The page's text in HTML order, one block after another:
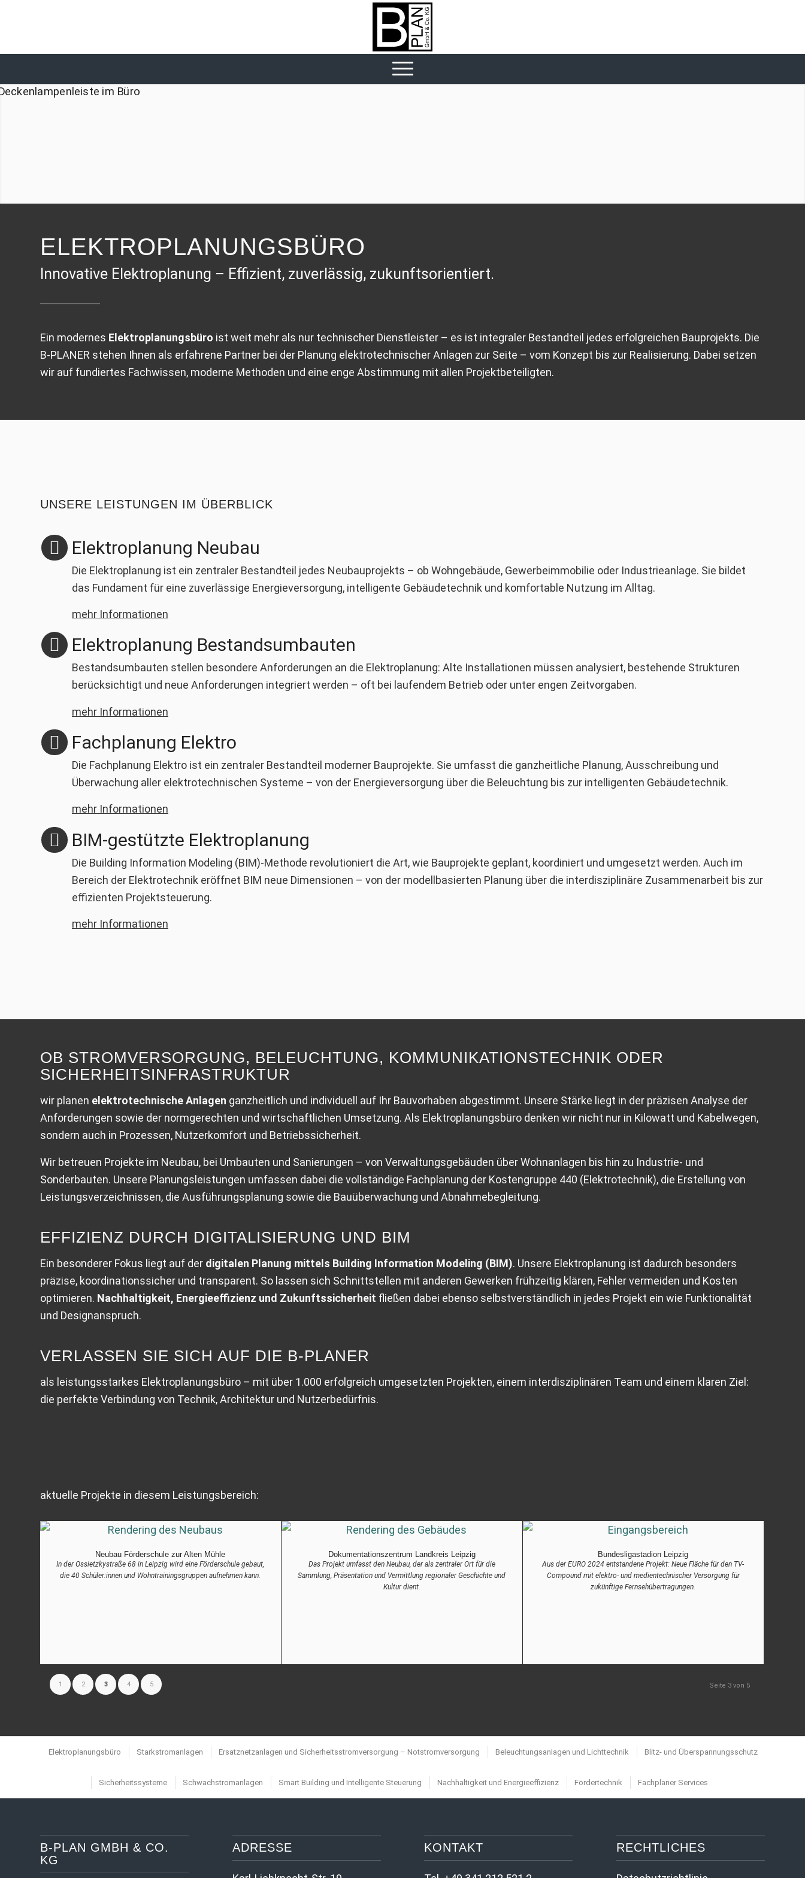
ELEKTRO­PLANUNGS­BÜRO
Innovative Elektroplanung – Effizient, zuverlässig, zukunftsorientiert.
Ein modernes Elektroplanungsbüro ist weit mehr als nur technischer Dienstleister – es ist integraler Bestandteil jedes erfolgreichen Bauprojekts. Die
B-PLANER stehen Ihnen als erfahrene Partner bei der Planung elektrotechnischer Anlagen zur Seite – vom Konzept bis zur Realisierung. Dabei setzen
wir auf fundiertes Fachwissen, moderne Methoden und eine enge Abstimmung mit allen Projektbeteiligten.
UNSERE LEISTUNGEN IM ÜBERBLICK
Elektroplanung Neubau
Die Elektroplanung ist ein zentraler Bestandteil jedes Neubauprojekts – ob Wohngebäude, Gewerbeimmobilie oder Industrieanlage. Sie bildet
das Fundament für eine zuverlässige Energieversorgung, intelligente Gebäudetechnik und komfortable Nutzung im Alltag.
mehr Informationen
Elektroplanung Bestandsumbauten
Bestandsumbauten stellen besondere Anforderungen an die Elektroplanung: Alte Installationen müssen analysiert, bestehende Strukturen
berücksichtigt und neue Anforderungen integriert werden – oft bei laufendem Betrieb oder unter engen Zeitvorgaben.
mehr Informationen
Fachplanung Elektro
Die Fachplanung Elektro ist ein zentraler Bestandteil moderner Bauprojekte. Sie umfasst die ganzheitliche Planung, Ausschreibung und
Überwachung aller elektrotechnischen Systeme – von der Energieversorgung über die Beleuchtung bis zur intelligenten Gebäudetechnik.
mehr Informationen
BIM-gestützte Elektroplanung
Die Building Information Modeling (BIM)-Methode revolutioniert die Art, wie Bauprojekte geplant, koordiniert und umgesetzt werden. Auch im
Bereich der Elektrotechnik eröffnet BIM neue Dimensionen – von der modellbasierten Planung über die interdisziplinäre Zusammenarbeit bis zur
effizienten Projektsteuerung.
mehr Informationen
OB STROMVERSORGUNG, BELEUCHTUNG, KOMMUNIKATIONS­TECHNIK ODER
SICHERHEITS­INFRASTRUKTUR
wir planen elektrotechnische Anlagen ganzheitlich und individuell auf Ihr Bauvorhaben abgestimmt. Unsere Stärke liegt in der präzisen Analyse der
Anforderungen sowie der normgerechten und wirtschaftlichen Umsetzung. Als Elektroplanungsbüro denken wir nicht nur in Kilowatt und Kabelwegen,
sondern auch in Prozessen, Nutzerkomfort und Betriebssicherheit.
Wir betreuen Projekte im Neubau, bei Umbauten und Sanierungen – von Verwaltungsgebäuden über Wohnanlagen bis hin zu Industrie- und
Sonderbauten. Unsere Planungsleistungen umfassen dabei die vollständige Fachplanung der Kostengruppe 440 (Elektrotechnik), die Erstellung von
Leistungsverzeichnissen, die Ausführungsplanung sowie die Bauüberwachung und Abnahmebegleitung.
EFFIZIENZ DURCH DIGITALISIERUNG UND BIM
Ein besonderer Fokus liegt auf der digitalen Planung mittels Building Information Modeling (BIM). Unsere Elektroplanung ist dadurch besonders
präzise, koordinationssicher und transparent. So lassen sich Schnittstellen mit anderen Gewerken frühzeitig klären, Fehler vermeiden und Kosten
optimieren. Nachhaltigkeit, Energieeffizienz und Zukunftssicherheit fließen dabei ebenso selbstverständlich in jedes Projekt ein wie Funktionalität
und Designanspruch.
VERLASSEN SIE SICH AUF DIE B-PLANER
als leistungsstarkes Elektroplanungsbüro – mit über 1.000 erfolgreich umgesetzten Projekten, einem interdisziplinären Team und einem klaren Ziel:
die perfekte Verbindung von Technik, Architektur und Nutzerbedürfnis.
aktuelle Projekte in diesem Leistungsbereich:
Neubau Förderschule zur Alten Mühle
In der Ossietzkystraße 68 in Leipzig wird eine Förderschule gebaut,
die 40 Schüler:innen und Wohntrainingsgruppen aufnehmen kann.
Dokumentations­zentrum Landkreis Leipzig
Das Projekt umfasst den Neubau, der als zentraler Ort für die
Sammlung, Präsentation und Vermittlung regionaler Geschichte und
Kultur dient.
Bundesligastadion Leipzig
Aus der EURO 2024 entstandene Projekt: Neue Fläche für den TV-
Compound mit elektro- und medientechnischer Versorgung für
zukünftige Fernsehübertragungen.
Seite 3 von 5
1 2 3 4 5
Elektroplanungsbüro Starkstromanlagen Ersatznetzanlagen und Sicherheitsstromversorgung – Notstromversorgung Beleuchtungsanlagen und Lichttechnik Blitz- und Überspannungsschutz
Sicherheitssysteme Schwachstromanlagen Smart Building und Intelligente Steuerung Nachhaltigkeit und Energieeffizienz Fördertechnik Fachplaner Services
B-PLAN GMBH & CO.
KG
ADRESSE KONTAKT RECHTLICHES